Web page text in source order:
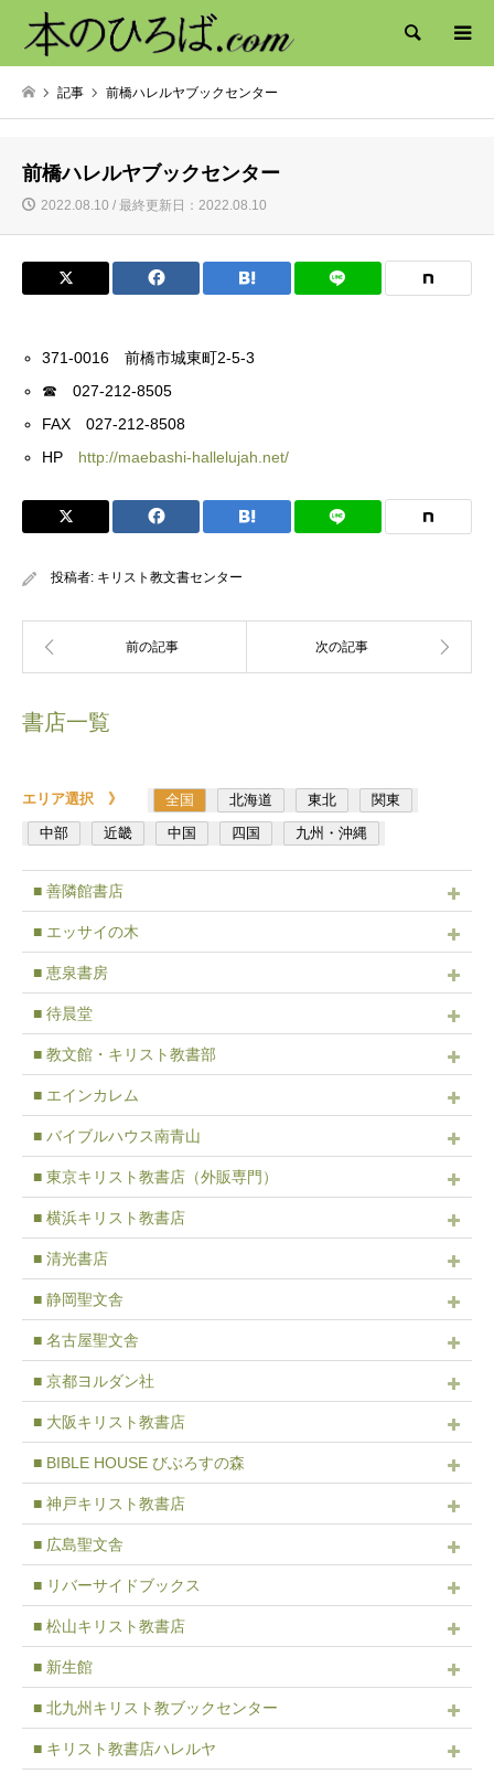
検索
記事 前橋ハレルヤブックセンター
前橋ハレルヤブックセンター
2022.08.10 / 最終更新日：2022.08.10
371-0016 前橋市城東町2-5-3
☎ 027-212-8505
FAX 027-212-8508
HP http://maebashi-hallelujah.net/
投稿者: キリスト教文書センター
書店一覧
エリア選択 》 全国 北海道 東北
関東
中部
近畿 中国 四国 九州・沖縄
■ 善隣館書店
■ エッサイの木
■ 恵泉書房
■ 待晨堂
■ 教文館・キリスト教書部
■ エインカレム
■ バイブルハウス南青山
■ 東京キリスト教書店（外販専門）
■ 横浜キリスト教書店
■ 清光書店
■ 静岡聖文舎
■ 名古屋聖文舎
■ 京都ヨルダン社
■ 大阪キリスト教書店
■ BIBLE HOUSE びぶろすの森
■ 神戸キリスト教書店
■ 広島聖文舎
■ リバーサイドブックス
■ 松山キリスト教書店
■ 新生館
■ 北九州キリスト教ブックセンター
■ キリスト教書店ハレルヤ